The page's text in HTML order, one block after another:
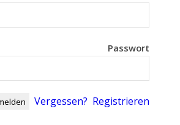
Passwort
Vergessen? Registrieren